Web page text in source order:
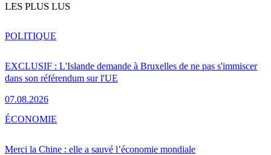
LES PLUS LUS
EXCLUSIF : L'Islande demande à Bruxelles de ne pas s'immiscer
dans son référendum sur l'UE
07.08.2026
POLITIQUE
Merci la Chine : elle a sauvé l’économie mondiale
ÉCONOMIE